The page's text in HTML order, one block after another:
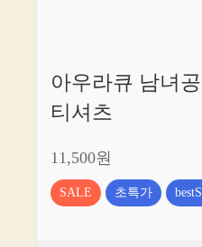
아우라큐 남녀
티셔츠
11,500원
SALE 초특가